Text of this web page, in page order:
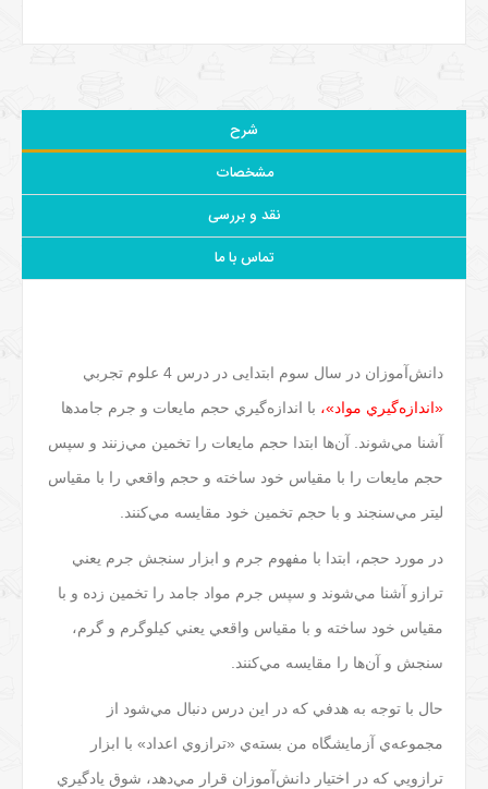
شرح
مشخصات
نقد و بررسی
تماس با ما
دانش‌آموزان در سال سوم ابتدایی در درس 4 علوم تجربي
«اندازه‌گيري مواد»، با اندازه‌گيري حجم مايعات و جرم جامد‌ها
آشنا مي‌شوند. آن‌ها ابتدا حجم مايعات را تخمين مي‌زنند و سپس
حجم مايعات را با مقياس خود ساخته و حجم واقعي را با مقياس
ليتر مي‌سنجند و با حجم تخمين خود مقايسه مي‌کنند.
در مورد حجم، ابتدا با مفهوم جرم و ابزار سنجش جرم يعني
ترازو آشنا مي‌شوند و سپس جرم مواد جامد را تخمين زده و با
مقياس خود ساخته و با مقياس واقعي يعني کيلوگرم و گرم،
سنجش و آن‌ها را مقايسه مي‌کنند.
حال با توجه به هدفي که در اين درس دنبال مي‌شود از
مجموعه‌ي آزمايشگاه من بسته‌ي «ترازوي اعداد» با ابزار
ترازويي که در اختيار دانش‌آموزان قرار مي‌دهد، شوق يادگيري